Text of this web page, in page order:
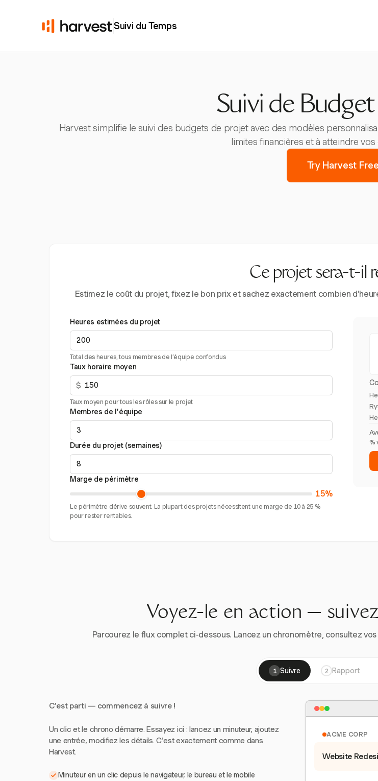
Suivi du Temps
Suivi de
Harvest simplifie le suivi des budgets de projet avec des modèles
limites financières et à atteindre
Try Harvest Free
Ce projet sera-t-il
Estimez le coût du projet, fixez le bon prix et sachez exactement combien
Heures estimées du projet
Total des heures, tous membres de l’équipe confondus
Taux horaire moyen
$
Taux moyen pour tous les rôles sur le projet
Membres de l’équipe
Durée du projet (semaines)
Marge de périmètre
15%
Le périmètre dérive souvent. La plupart des projets nécessitent une marge de 10 à 25 %
pour rester rentables.
%
Voyez-le en action —
Parcourez le flux complet ci-dessous. Lancez un chronomètre, consultez
1 Suivre 2 Rapport
C'est parti — commencez à suivre !
Un clic et le chrono démarre. Essayez ici : lancez un minuteur, ajoutez
une entrée, modifiez les détails. C'est exactement comme dans
Harvest.
Minuteur en un clic depuis le navigateur, le bureau et le mobile
ACME CORP
Website